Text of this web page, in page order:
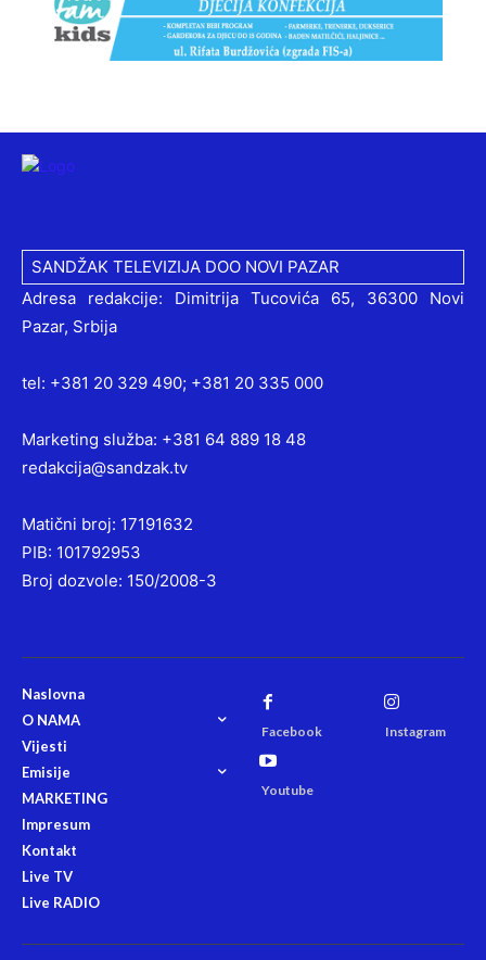
SANDŽAK TELEVIZIJA DOO NOVI PAZAR
Adresa redakcije: Dimitrija Tucovića 65, 36300 Novi
Pazar, Srbija
tel: +381 20 329 490; +381 20 335 000
Marketing služba: +381 64 889 18 48
redakcija@sandzak.tv
Matični broj: 17191632
PIB: 101792953
Broj dozvole: 150/2008-3
Naslovna
O NAMA
Vijesti
Emisije
MARKETING
Impresum
Kontakt
Live TV
Live RADIO
Facebook Instagram
Youtube